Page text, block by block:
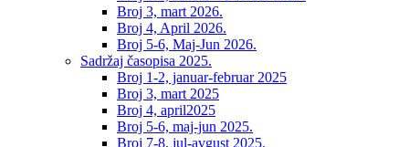
Broj 3, mart 2026.
Broj 4, April 2026.
Broj 5-6, Maj-Jun 2026.
Sadržaj časopisa 2025.
Broj 1-2, januar-februar 2025
Broj 3, mart 2025
Broj 4, april2025
Broj 5-6, maj-jun 2025.
Broj 7-8, jul-avgust 2025.